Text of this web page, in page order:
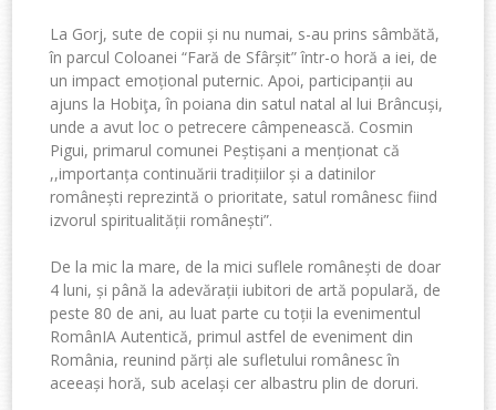
La Gorj, sute de copii și nu numai, s-au prins sâmbătă,
în parcul Coloanei “Fară de Sfârșit” într-o horă a iei, de
un impact emoțional puternic. Apoi, participanții au
ajuns la Hobiţa, în poiana din satul natal al lui Brâncuși,
unde a avut loc o petrecere câmpenească. Cosmin
Pigui, primarul comunei Peștișani a menționat că
,,importanța continuării tradițiilor și a datinilor
românești reprezintă o prioritate, satul românesc fiind
izvorul spiritualității românești”.
De la mic la mare, de la mici suflele românești de doar
4 luni, și până la adevărații iubitori de artă populară, de
peste 80 de ani, au luat parte cu toții la evenimentul
RomânIA Autentică, primul astfel de eveniment din
România, reunind părți ale sufletului românesc în
aceeași horă, sub același cer albastru plin de doruri.